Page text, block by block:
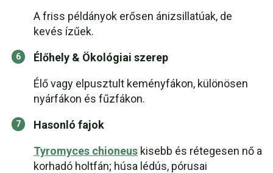
A friss példányok erősen ánizsillatúak, de
kevés ízűek.
Élőhely & Ökológiai szerep
Élő vagy elpusztult keményfákon, különösen
nyárfákon és fűzfákon.
Hasonló fajok
Tyromyces chioneus kisebb és rétegesen nő a
korhadó holtfán; húsa lédús, pórusai